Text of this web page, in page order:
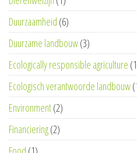
Duurzaamheid (6)
Duurzame landbouw(3)
Ecologically responsible agriculture
Ecologisch verantwoorde landbouw
Environment(2)
Financiering(2)